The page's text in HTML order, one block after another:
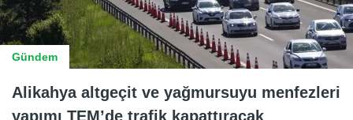
Gündem
Alikahya altgeçit ve yağmursuyu menfezleri
yapımı TEM’de trafik kapattıracak